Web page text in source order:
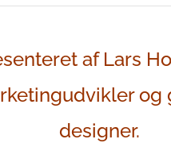
af Lars
og
designer.